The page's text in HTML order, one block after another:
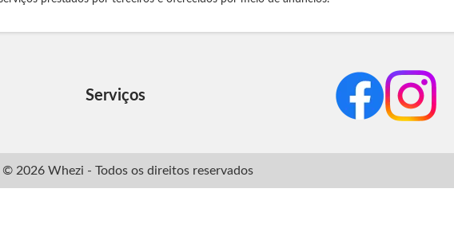
Serviços
© 2026 Whezi - Todos os direitos reservados